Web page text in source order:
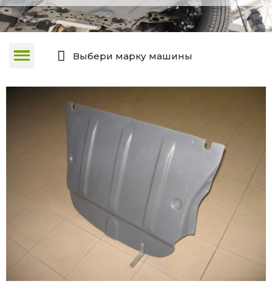
Выбери марку машины
БЫСТРЫЙ ПРОСМОТР